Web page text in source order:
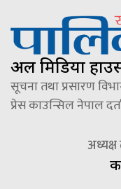
अल मिडिया हाउस
सूचना तथा प्रसारण
प्रेस काउन्सिल नेपाल